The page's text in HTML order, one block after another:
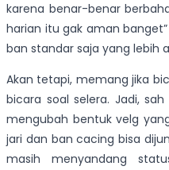
karena benar-benar
harian itu gak aman banget”
ban standar saja yang lebih
Akan tetapi, memang jika
bicara soal selera. Jadi,
mengubah bentuk velg
jari dan ban cacing bisa
masih menyandang